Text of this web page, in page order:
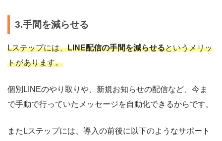
3.手間を減らせる
Lステップには、LINE配信の手間を減らせるというメリッ
トがあります。
個別LINEのやり取りや、新規お知らせの配信など、今ま
で手動で行っていたメッセージを自動化できるからです。
またLステップには、導入の前後に以下のようなサポート